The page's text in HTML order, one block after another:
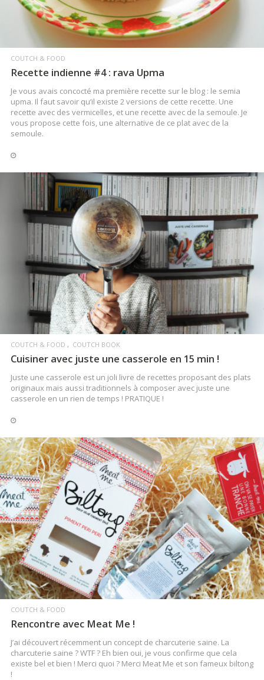
COUTCH & FOOD
Recette indienne #4 : rava Upma
Je vous avais concocté ma première recette sur le blog : le semia
upma. Il faut savoir qu’il existe 2 versions de cette recette. Une
recette avec des vermicelles, et une recette avec de la semoule. Je
vous propose cette fois, une alternative de ce plat avec de la
semoule.
LIRE LA SUITE
COUTCH & FOOD COUTCH BOOK
Cuisiner avec juste une casserole en 15 min !
Juste une casserole est un joli livre de recettes proposant des plats
originaux mais aussi traditionnels à composer avec juste une
casserole en un rien de temps ! PRATIQUE !
LIRE LA SUITE
COUTCH & FOOD
Rencontre avec Meat Me !
J’ai découvert récemment un concept de charcuterie saine. La
charcuterie saine ? WTF ? Eh bien oui, je vous confirme que cela
existe bel et bien ! Merci quoi ? Merci Meat Me et son fameux biltong
!